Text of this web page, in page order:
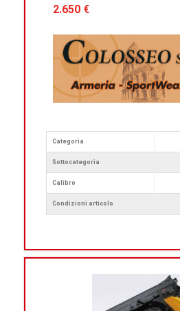
2.650 €
Categoria
Sottocategoria
Calibro
Condizioni articolo